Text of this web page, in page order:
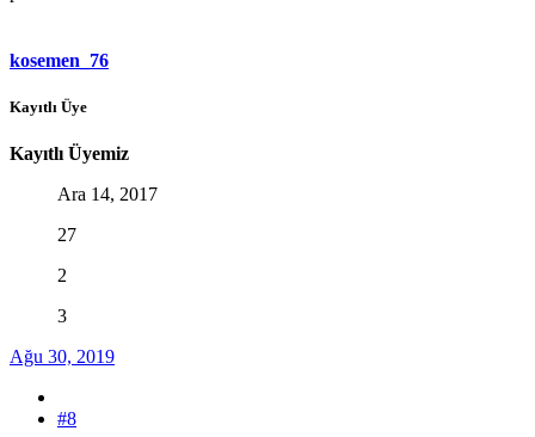
kosemen_76
Kayıtlı Üye
Kayıtlı Üyemiz
Ara 14, 2017
27
2
3
Ağu 30, 2019
#8